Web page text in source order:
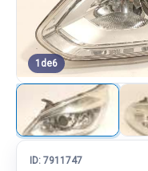
1 de6
ID: 7911747